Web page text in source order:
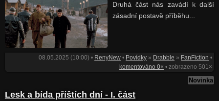
Druhá část nás zavádí k další
zásadní postavě příběhu...
08.05.2025 (10:00) • RenyNew • Povídky » Drabble » FanFiction •
komentováno 0× • zobrazeno 501×
Novinka
Lesk a bída příštích dní - I. část